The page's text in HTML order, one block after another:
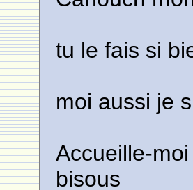
tu le fais si
moi aussi je
Accueille-
bisous